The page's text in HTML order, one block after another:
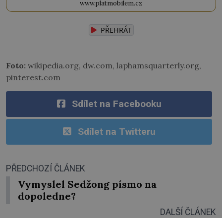
www.platmobilem.cz
PŘEHRÁT
Foto: wikipedia.org, dw.com, laphamsquarterly.org,
pinterest.com
Sdílet na Facebooku
Sdílet na Twitteru
PŘEDCHOZÍ ČLÁNEK
Vymyslel Sedžong písmo na
dopoledne?
DALŠÍ ČLÁNEK